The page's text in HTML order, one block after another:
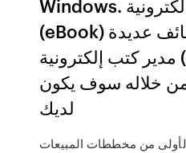
Windows. مدير كتب إلكترونية
(eBook) بوظائف عديدة. Calibre
مدير كتب إلكترونية (eBook)، منظم
خلاله سوف يكون
لديك
من مخططات المبيعات